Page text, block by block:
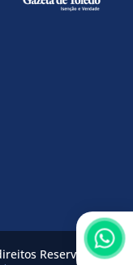
Reservados.